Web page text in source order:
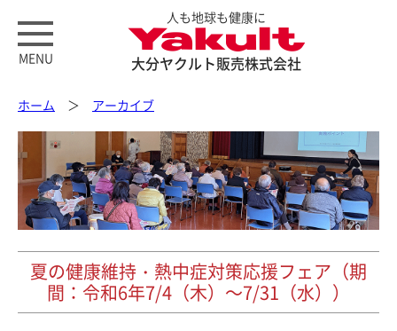
MENU
人も地球も健康に
大分ヤクルト販売株式会社
ホーム ＞ アーカイブ
夏の健康維持・熱中症対策応援フェア（期
間：令和6年7/4（木）～7/31（水））